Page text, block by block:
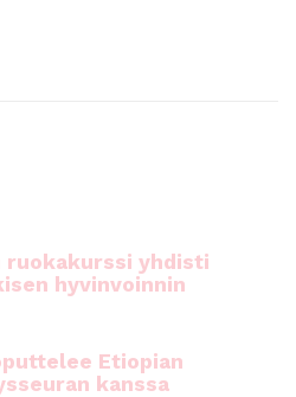
ruokakurssi yhdisti
hyvinvoinnin
Etiopian
kanssa